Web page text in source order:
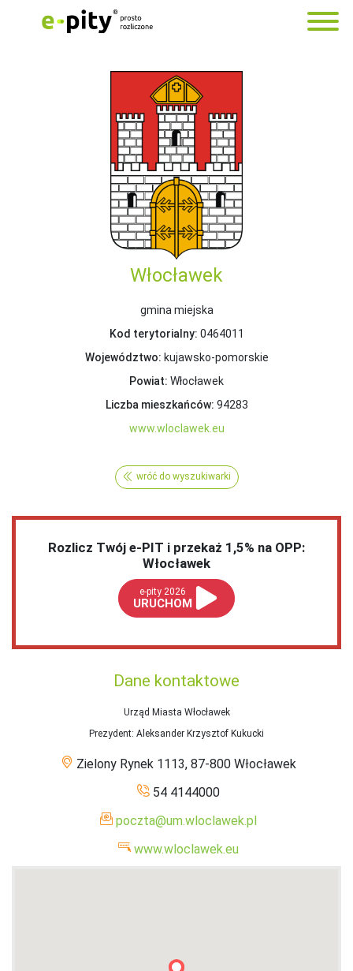
Włocławek
gmina miejska
Kod terytorialny: 0464011
Województwo: kujawsko-pomorskie
Powiat: Włocławek
Liczba mieszkańców: 94283
www.wloclawek.eu
wróć do wyszukiwarki
Rozlicz Twój e-PIT i przekaż 1,5% na OPP:
Włocławek
e-pity 2026
URUCHOM
Dane kontaktowe
Urząd Miasta Włocławek
Prezydent: Aleksander Krzysztof Kukucki
Zielony Rynek 1113, 87-800 Włocławek
54 4144000
poczta@um.wloclawek.pl
www.wloclawek.eu